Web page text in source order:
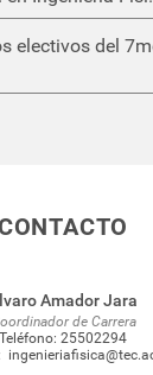
electivos del
Amador Jara
de Carrera
Teléfono: 25502294